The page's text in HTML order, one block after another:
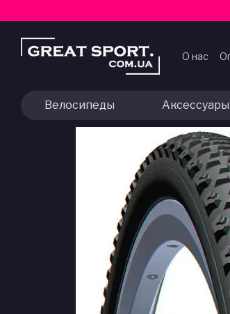
О нас
Велосипеды Аксессуары